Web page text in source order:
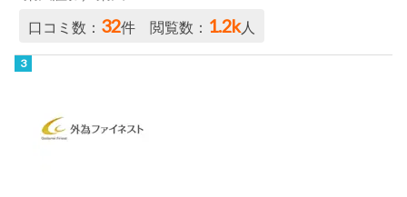
口コミ数： 32件 閲覧数： 1.2k人